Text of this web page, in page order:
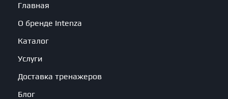
Главная
О бренде Intenza
Каталог
Услуги
Доставка тренажеров
Блог